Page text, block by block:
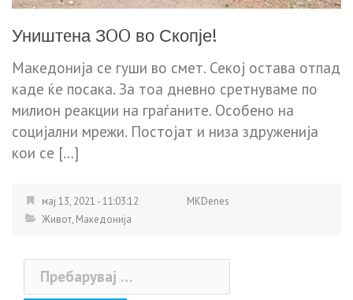
Уништeна ЗOO во Скопје!
Македонија се гуши во смет. Секој остава отпад
каде ќе посака. За тоа дневно сретнуваме по
милион реакции на граѓаните. Особено на
социјални мрежи. Постојат и низа здруженија
кои се […]
мај 13, 2021 - 11:03:12
MKDenes
Живот, Македонија
Пребарувај
за: